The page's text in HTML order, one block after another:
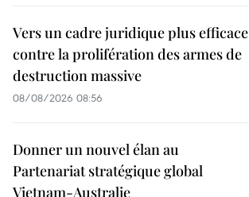
Vers un cadre juridique plus efficace
contre la prolifération des armes de
destruction massive
08/08/2026 08:56
Donner un nouvel élan au
Partenariat stratégique global
Vietnam-Australie